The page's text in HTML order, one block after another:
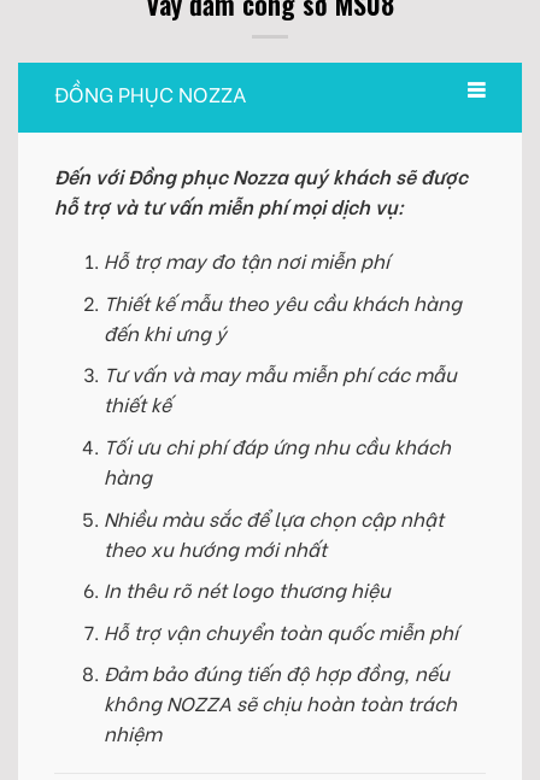
ĐỒNG PHỤC NOZZA
Đến với Đồng phục Nozza quý khách sẽ được
hỗ trợ và tư vấn miễn phí mọi dịch vụ:
Hỗ trợ may đo tận nơi miễn phí
Thiết kế mẫu theo yêu cầu khách hàng
đến khi ưng ý
Tư vấn và may mẫu miễn phí các mẫu
thiết kế
Tối ưu chi phí đáp ứng nhu cầu khách
hàng
Nhiều màu sắc để lựa chọn cập nhật
theo xu hướng mới nhất
In thêu rõ nét logo thương hiệu
Hỗ trợ vận chuyển toàn quốc miễn phí
Đảm bảo đúng tiến độ hợp đồng, nếu
không NOZZA sẽ chịu hoàn toàn trách
nhiệm